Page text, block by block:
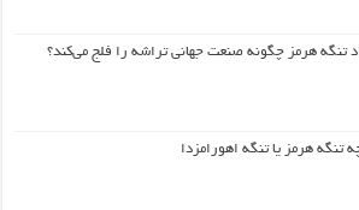
تنگه هرمز چگونه صنعت جهانی تراشه را فلج می‌کند؟
تنگه هرمز یا تنگه اهورامزدا